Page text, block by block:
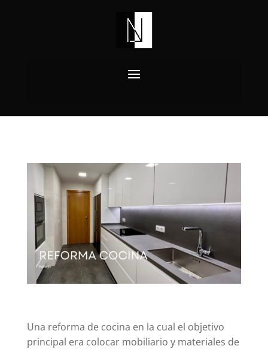
Una reforma de cocina en la cual el objetivo
principal era colocar mobiliario y materiales de